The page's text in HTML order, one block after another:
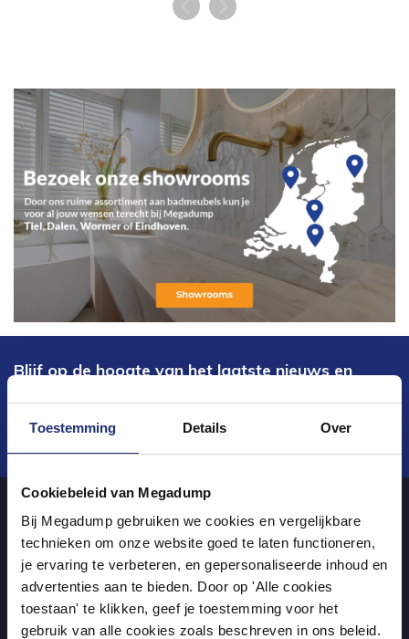
Toestemming Details Over
Cookiebeleid van Megadump
Bij Megadump gebruiken we cookies en vergelijkbare
technieken om onze website goed te laten functioneren,
je ervaring te verbeteren, en gepersonaliseerde inhoud en
advertenties aan te bieden. Door op 'Alle cookies
toestaan' te klikken, geef je toestemming voor het
gebruik van alle cookies zoals beschreven in ons beleid.
Blijf op de hoogte van het laatste nieuws en
Verstuur
Over ons
uw sanitairwinkel in Wormer waar u niet alleen in onze showroom
terecht kunt voor badkamertegels en sanitair, maar ook via de